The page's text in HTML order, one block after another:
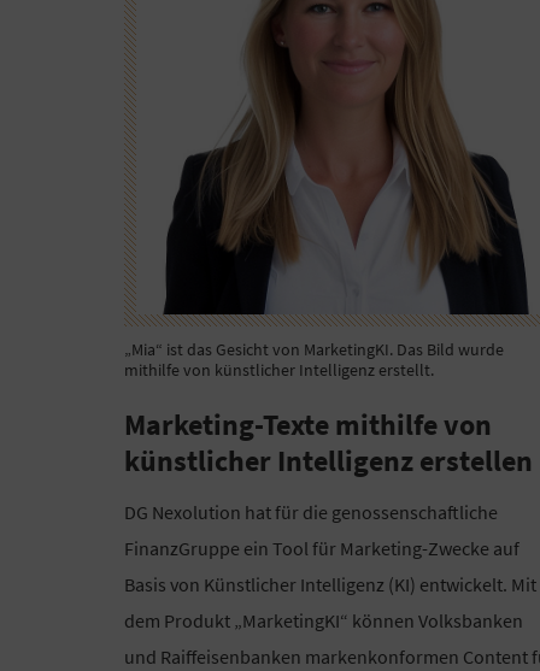
„Mia“ ist das Gesicht von MarketingKI. Das Bild wurde
mithilfe von künstlicher Intelligenz erstellt.
Marketing-Texte mithilfe von
künstlicher Intelligenz erstellen
DG Nexolution hat für die genossenschaftliche
FinanzGruppe ein Tool für Marketing-Zwecke auf
Basis von Künstlicher Intelligenz (KI) entwickelt. Mit
dem Produkt „MarketingKI“ können Volksbanken
und Raiffeisenbanken markenkonformen Content